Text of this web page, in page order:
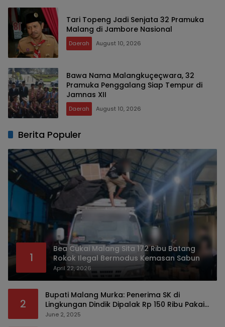
Tari Topeng Jadi Senjata 32 Pramuka
Malang di Jambore Nasional
Daerah August 10, 2026
Bawa Nama Malangkuçeçwara, 32
Pramuka Penggalang Siap Tempur di
Jamnas XII
Daerah August 10, 2026
Berita Populer
1
Bea Cukai Malang Sita 172 Ribu Batang
Rokok Ilegal Bermodus Kemasan Sabun
April 22, 2026
2
Bupati Malang Murka: Penerima SK di
Lingkungan Dindik Dipalak Rp 150 Ribu Pakai
Modus Tumpengan, KPK Turut Pantau
June 2, 2025